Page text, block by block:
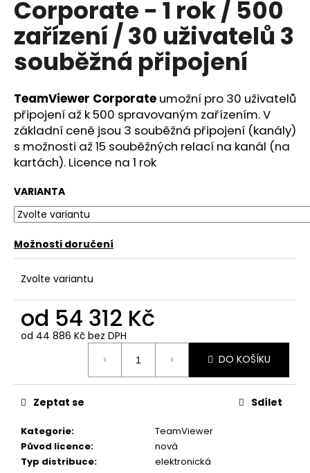
Corporate - 1 rok / 500
zařízení / 30 uživatelů 3
souběžná připojení
TeamViewer Corporate umožní pro 30 uživatelů
připojení až k 500 spravovaným zařízením. V
základní ceně jsou 3 souběžná připojení (kanály)
s možnosti až 15 souběžných relací na kanál (na
kartách). Licence na 1 rok
VARIANTA
Možnosti doručení
Zvolte variantu
od 54 312 Kč
od 44 886 Kč bez DPH
DO KOŠÍKU
Kategorie:
TeamViewer
Původ licence:
nová
Typ distribuce: elektronická
Zeptat se Sdílet
a
j
í
t
?
HLEDAT
D
o
p
u
č
u
e
TEAMVIEWER
REMOTE
ACCESS